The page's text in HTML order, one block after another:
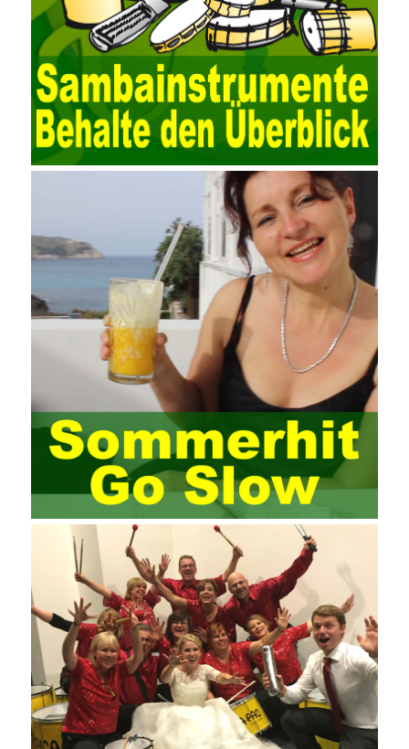
user data source through the data source manager, the data
collection function of the AO can be used to connect to the user-
defined data. Source, to achieve the import and acquisition of
data. Computer network security is a problem that is highly
valued at present. Network security affects people all the time.
official cert guide Nowadays, people are rapidly developing
through network security technology. More and more network
technologies are playing our lives and raising awareness of
network security. The security of the network environment
requires the support of all aspects of society. It also requires
network administrators to improve their own quality. It also needs
the audience to raise awareness of network security. Only the
elements meet Practise Questions the standard requirements.
ComputerTest PDF Study Guidenetwork security can be
improved. At present, domestic research and practice on training
project management is still relatively rare. The main reason for
enterprise project management training is that on the one hand,
most training managers know little about project management,
and there are fewer masters; Compared with training managers
who understand project management, project management
professionals know that training management is rare. Into the
management training industry, in the same year began to contact
the basic principles and knowledge of project management. Begin
system learning project management theory system. Pass the
exam and qualify for PMP (Project Management Professional).
Since then, I have been continuously learning about project
management, and I have applied and practiced the theory of
project management in training management. Audit of information
systems. From the system itself, both hardware and software
have the possibility of failure. The completeness of the software
function is also one of the risks of the system operation. The
connection between the ERP system and other systems is the
key factor affecting the system operation. To ensure the normal
operation of the ERP system and reduce the operational risks, it
is also essential to the risk management and audit of the ERP
system and other information systems connected to it, including
the development and design of the system, the software
program, and the system control. Auditing of functional division,
hardware architecture, backup mode and effects, troubleshooting